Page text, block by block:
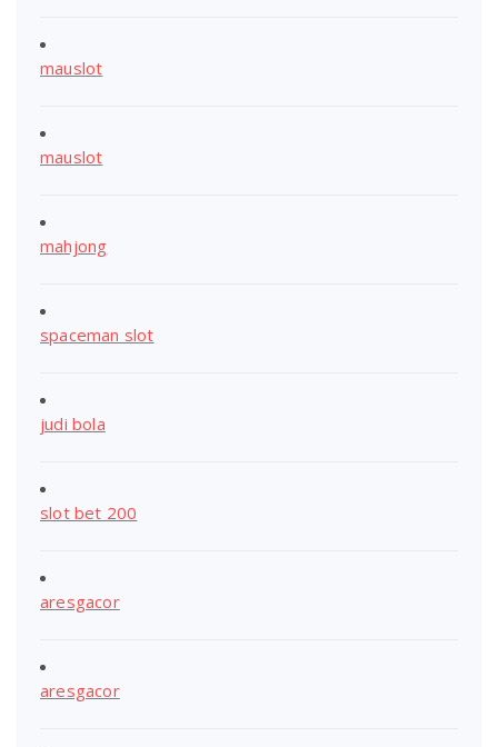
mauslot
mauslot
mahjong
spaceman slot
judi bola
slot bet 200
aresgacor
aresgacor